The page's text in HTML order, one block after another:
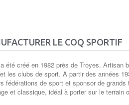
LE COQ SPORTIF
été créé en 1982 près de Troyes.
les clubs de sport. A partir des années
fédérations de sport et sponsor de
et classique, idéal à porter sur le terrain